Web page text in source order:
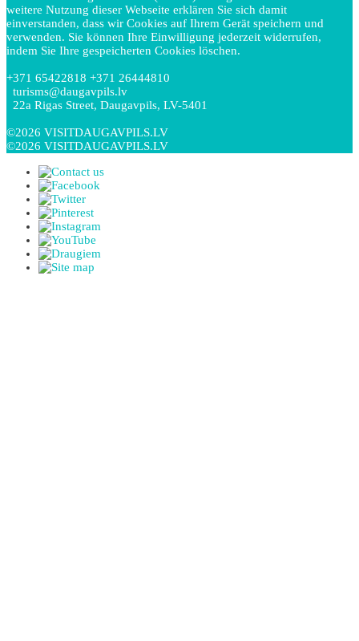
weitere Nutzung dieser Webseite erklären Sie sich damit
einverstanden, dass wir Cookies auf Ihrem Gerät speichern und
verwenden. Sie können Ihre Einwilligung jederzeit widerrufen,
indem Sie Ihre gespeicherten Cookies löschen.
+371 65422818 +371 26444810
turisms@daugavpils.lv
22a Rigas Street, Daugavpils, LV-5401
©2026 VISITDAUGAVPILS.LV
©2026 VISITDAUGAVPILS.LV